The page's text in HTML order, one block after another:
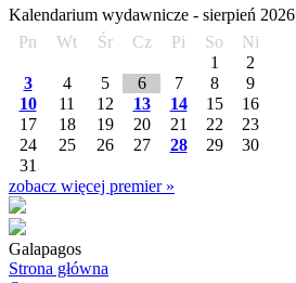
Kalendarium wydawnicze - sierpień 2026
Pn
Wt Śr Cz Pi So
Ni
1
2
3
4 5 6 7 8
9
10
11 12 13 14 15
16
17
18 19 20 21 22
23
24
25 26 27 28 29
30
31
zobacz więcej premier »
Galapagos
Strona główna